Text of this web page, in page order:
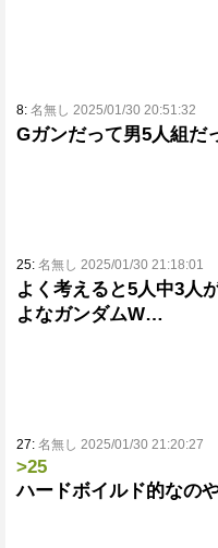
8: 名無し 2025/01/30 20:51:32
Gガンだって男5人組だ
25: 名無し 2025/01/30 21:18:01
よく考えると5人中3人
よなガンダムW…
27: 名無し 2025/01/30 21:20:27
>25
ハードボイルド的なの